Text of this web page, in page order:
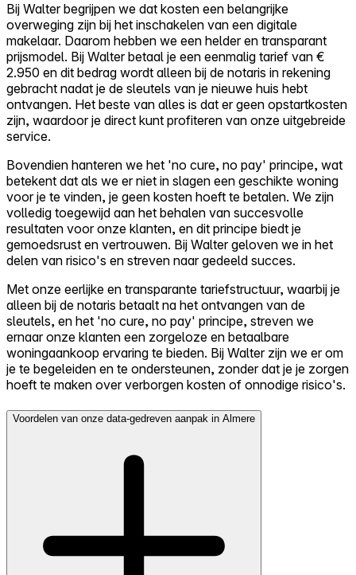
Bij Walter begrijpen we dat kosten een belangrijke
overweging zijn bij het inschakelen van een digitale
makelaar. Daarom hebben we een helder en transparant
prijsmodel. Bij Walter betaal je een eenmalig tarief van €
2.950 en dit bedrag wordt alleen bij de notaris in rekening
gebracht nadat je de sleutels van je nieuwe huis hebt
ontvangen. Het beste van alles is dat er geen opstartkosten
zijn, waardoor je direct kunt profiteren van onze uitgebreide
service.
Bovendien hanteren we het 'no cure, no pay' principe, wat
betekent dat als we er niet in slagen een geschikte woning
voor je te vinden, je geen kosten hoeft te betalen. We zijn
volledig toegewijd aan het behalen van succesvolle
resultaten voor onze klanten, en dit principe biedt je
gemoedsrust en vertrouwen. Bij Walter geloven we in het
delen van risico's en streven naar gedeeld succes.
Met onze eerlijke en transparante tariefstructuur, waarbij je
alleen bij de notaris betaalt na het ontvangen van de
sleutels, en het 'no cure, no pay' principe, streven we
ernaar onze klanten een zorgeloze en betaalbare
woningaankoop ervaring te bieden. Bij Walter zijn we er om
je te begeleiden en te ondersteunen, zonder dat je je zorgen
hoeft te maken over verborgen kosten of onnodige risico's.
Voordelen van onze data-gedreven aanpak in Almere